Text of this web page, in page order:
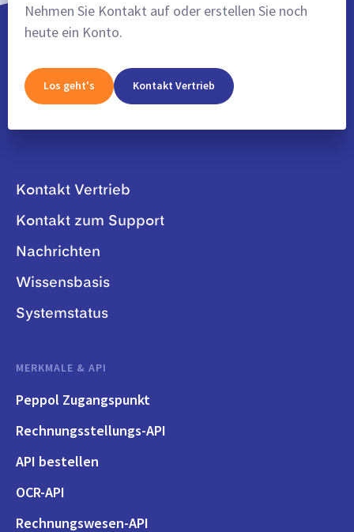
Nehmen Sie Kontakt auf oder erstellen Sie noch
heute ein Konto.
Los geht's Kontakt Vertrieb
Kontakt Vertrieb
Kontakt zum Support
Nachrichten
Wissensbasis
Systemstatus
MERKMALE & API
Peppol Zugangspunkt
Rechnungsstellungs-API
API bestellen
OCR-API
Rechnungswesen-API